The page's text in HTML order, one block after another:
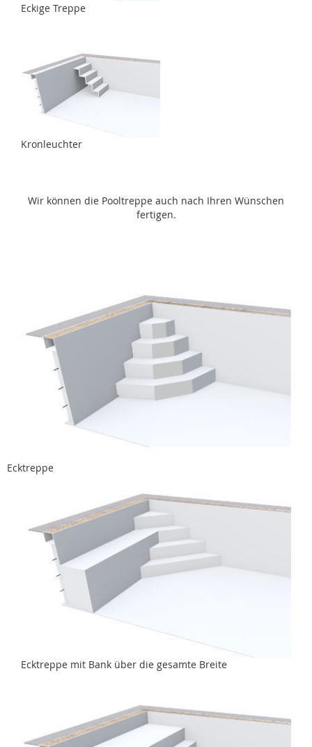
Eckige Treppe
Kronleuchter
Wir können die Pooltreppe auch nach Ihren Wünschen
fertigen.
Ecktreppe
Ecktreppe mit Bank über die gesamte Breite